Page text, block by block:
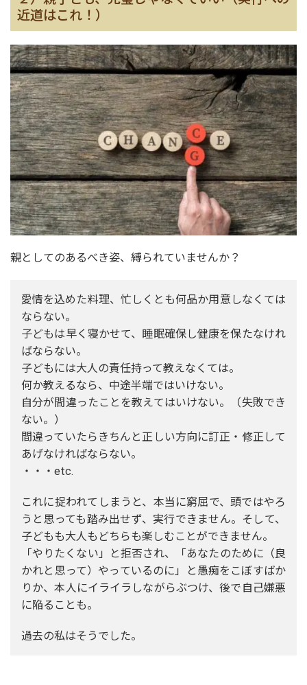
近道はこれ！）
親としてのあるべき姿、縛られていませんか？
愛情を込めた料理、忙しくとも何品か用意しなくては
ならない。
子どもは早く寝かせて、睡眠確保し健康を保たなけれ
ばならない。
子どもには大人の責任持って教えなくては。
何か教えるなら、中途半端ではいけない。
自分が間違ったことを教えてはいけない。（失敗でき
ない。）
間違っていたらきちんと正しい方向に訂正・修正して
あげなければならない。
・・・etc.
これに捉われてしまうと、本当に窮屈で、頭ではやろ
うと思っても踏み出せず、実行できません。そして、
子どもも大人もどちらも楽しむことができません。
「やりたくない」と拒否され、「あなたのために（良
かれと思って）やっているのに」と愚痴をこぼすばか
りか、本人にイライラしながらぶつけ、後で自己嫌悪
に陥ることも。
過去の私はそうでした。